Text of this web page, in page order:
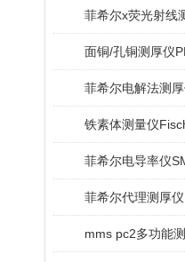
菲希尔x荧光射线
面铜/孔铜测厚仪
菲希尔电解法测
铁素体测量仪
菲希尔电导率仪
菲希尔代理测厚仪
mms pc2多功能